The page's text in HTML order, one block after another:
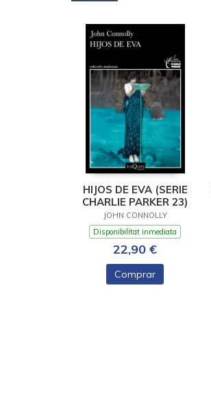
HIJOS DE EVA (SERIE
CHARLIE PARKER 23)
JOHN CONNOLLY
Disponibilitat inmediata
22,90 €
Comprar